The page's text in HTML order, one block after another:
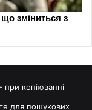
при копіюванні
для пошукових